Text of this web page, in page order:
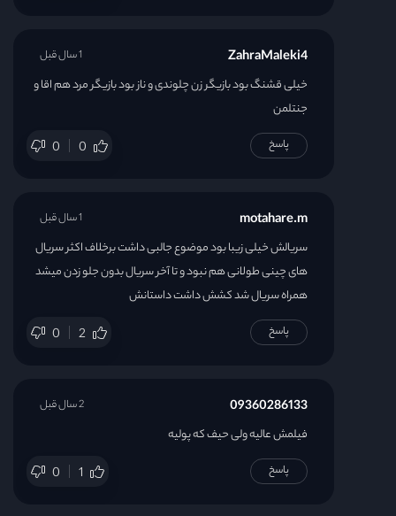
ZahraMaleki4
خیلی قشنگ بود بازیگر زن چلوندی و ناز بود بازیگر مرد هم اقا و
جنتلمن
0 0
1 سال قبل
پاسخ
motahare.m
سریالش خیلی زیبا بود موضوع جالبی داشت برخلاف اکثر سریال
های چینی طولانی هم نبود و تا آخر سریال بدون جلو زدن میشد
همراه سریال شد کشش داشت داستانش
0 2
1 سال قبل
پاسخ
09360286133
فیلمش عالیه ولی حیف که پولیه
0 1
2 سال قبل
پاسخ